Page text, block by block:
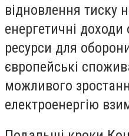
відновлення тиску
енергетичні доходи
ресурси для
європейські
можливого
електроенергію